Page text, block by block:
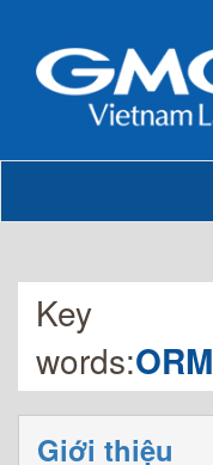
Key
words:ORM
Giới thiệu